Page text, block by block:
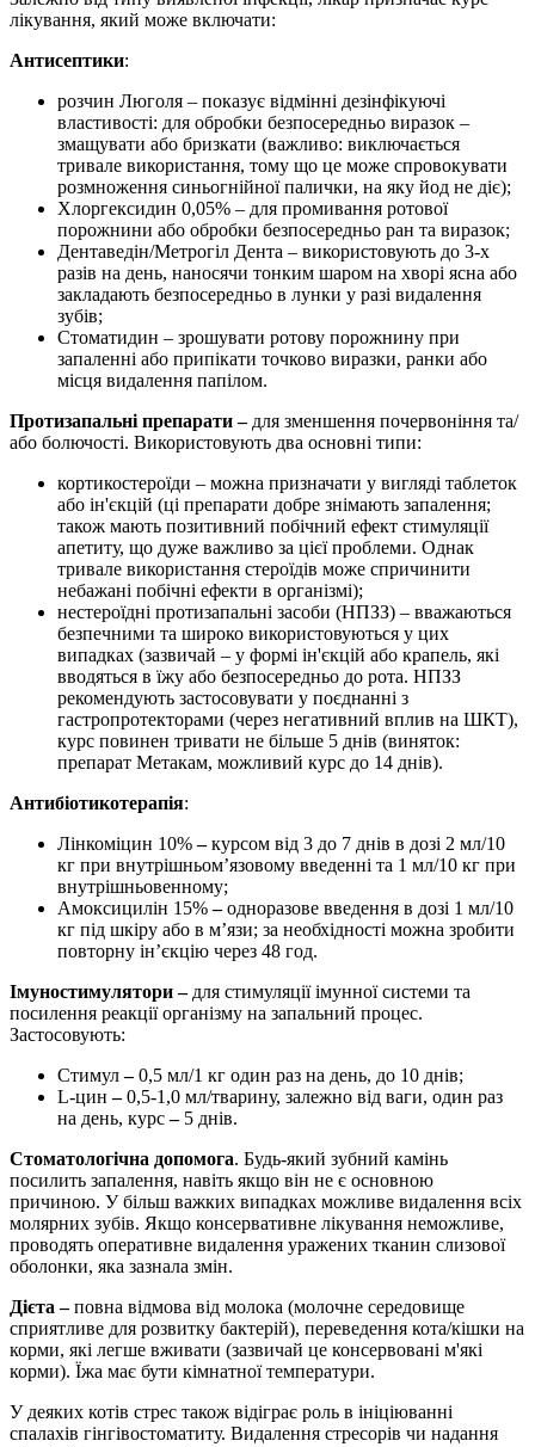
лікування, який може включати:
Антисептики:
розчин Люголя – показує відмінні дезінфікуючі
властивості: для обробки безпосередньо виразок –
змащувати або бризкати (важливо: виключається
тривале використання, тому що це може спровокувати
розмноження синьогнійної палички, на яку йод не діє);
Хлоргексидин 0,05% – для промивання ротової
порожнини або обробки безпосередньо ран та виразок;
Дентаведін/Метрогіл Дента – використовують до 3-х
разів на день, наносячи тонким шаром на хворі ясна або
закладають безпосередньо в лунки у разі видалення
зубів;
Стоматидин – зрошувати ротову порожнину при
запаленні або припікати точково виразки, ранки або
місця видалення папілом.
Протизапальні препарати – для зменшення почервоніння та/
або болючості. Використовують два основні типи:
кортикостероїди – можна призначати у вигляді таблеток
або ін'єкцій (ці препарати добре знімають запалення;
також мають позитивний побічний ефект стимуляції
апетиту, що дуже важливо за цієї проблеми. Однак
тривале використання стероїдів може спричинити
небажані побічні ефекти в організмі);
нестероїдні протизапальні засоби (НПЗЗ) – вважаються
безпечними та широко використовуються у цих
випадках (зазвичай – у формі ін'єкцій або крапель, які
вводяться в їжу або безпосередньо до рота. НПЗЗ
рекомендують застосовувати у поєднанні з
гастропротекторами (через негативний вплив на ШКТ),
курс повинен тривати не більше 5 днів (виняток:
препарат Метакам, можливий курс до 14 днів).
Антибіотикотерапія:
Лінкоміцин 10%–курсом від 3 до 7 днів в дозі 2 мл/10
кг при внутрішньом’язовому введенні та 1 мл/10 кг при
внутрішньовенному;
Амоксицилін 15%–одноразове введення в дозі 1 мл/10
кг під шкіру або в м’язи; за необхідності можна зробити
повторну ін’єкцію через 48 год.
Імуностимулятори –для стимуляції імунної системи та
посилення реакції організму на запальний процес.
Застосовують:
Стимул–0,5 мл/1 кг один раз на день, до 10 днів;
L-цин–0,5-1,0 мл/тварину, залежно від ваги, один раз
на день, курс–5 днів.
Стоматологічна допомога. Будь-який зубний камінь
посилить запалення, навіть якщо він не є основною
причиною. У більш важких випадках можливе видалення всіх
молярних зубів. Якщо консервативне лікування неможливе,
проводять оперативне видалення уражених тканин слизової
оболонки, яка зазнала змін.
Дієта –повна відмова від молока (молочне середовище
сприятливе для розвитку бактерій), переведення кота/кішки на
корми, які легше вживати (зазвичай це консервовані м'які
корми). Їжа має бути кімнатної температури.
У деяких котів стрес також відіграє роль в ініціюванні
спалахів гінгівостоматиту. Видалення стресорів чи надання